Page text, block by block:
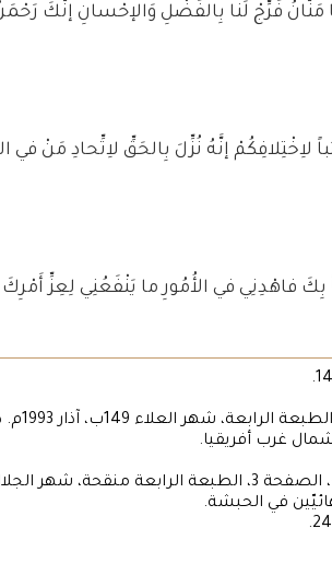
فَرِّجْ لَنا بِالفَضْلِ وَالإحْسانِ إنَّكَ
لاِخْتِلافِكُمْ إنَّهُ نُزِّلَ بِالحَقِّ لاِتِّحادِ مَنْ في
فاهْدِنِي في الأُمُورِ ما يَنْفَعُنِي لِعِزِّ أَمْرِكَ
3. حضرة الباب، (نسائم
غرب أفريقيا.
في الحبشة.